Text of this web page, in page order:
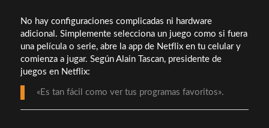
No hay configuraciones complicadas ni hardware
adicional. Simplemente selecciona un juego como si fuera
una película o serie, abre la app de Netflix en tu celular y
comienza a jugar. Según Alain Tascan, presidente de
juegos en Netflix:
«Es tan fácil como ver tus programas favoritos».